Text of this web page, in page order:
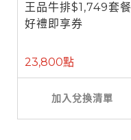
王品牛排$1,749套餐
好禮即享券
23,800點
加入兌換清單